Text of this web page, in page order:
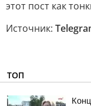
этот пост как
Источник:
ТОП